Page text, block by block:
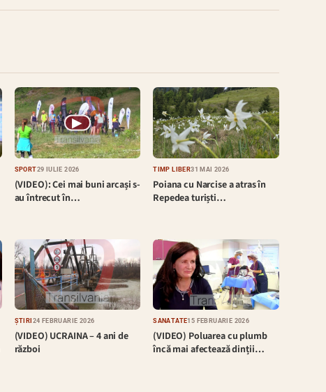
▶
SPORT29 IULIE 2026
(VIDEO): Cei mai buni arcași s-
au întrecut în…
TIMP LIBER31 MAI 2026
Poiana cu Narcise a atras în
Repedea turiști…
ȘTIRI 24 FEBRUARIE 2026
(VIDEO) UCRAINA – 4 ani de
război
SĂNĂTATE15 FEBRUARIE 2026
(VIDEO) Poluarea cu plumb
încă mai afectează dinții…